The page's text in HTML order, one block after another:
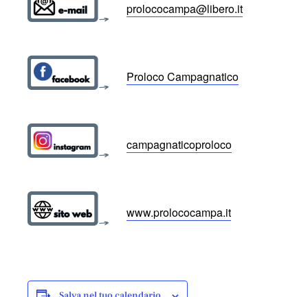
prolococampa@libero.it
Proloco Campagnatico
campagnaticoproloco
www.prolococampa.it